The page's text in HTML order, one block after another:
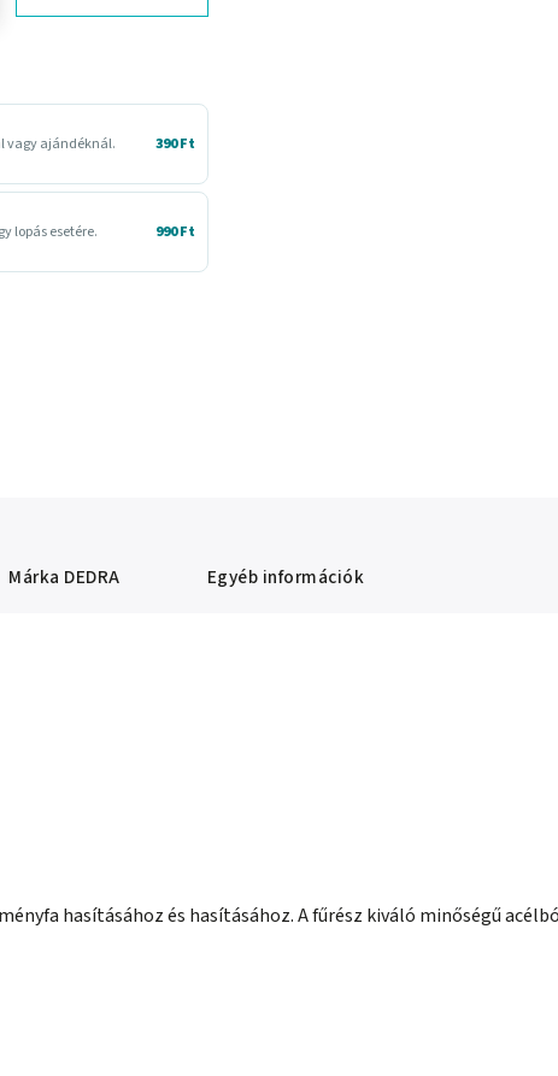
vagy ajándéknál.
390 Ft
lopás esetére.
990 Ft
Márka DEDRA Egyéb információk
hasításához és hasításához. A fűrész kiváló minőségű